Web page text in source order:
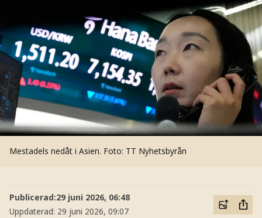
Mestadels nedåt i Asien. Foto: TT Nyhetsbyrån
Publicerad:29 juni 2026, 06:48
Uppdaterad: 29 juni 2026, 09:07